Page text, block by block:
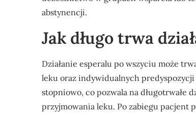
abstynencji.
Jak długo trwa
Działanie esperalu po wszyciu może
leku oraz indywidualnych
stopniowo, co pozwala na długotrwałe
przyjmowania leku. Po zabiegu pacjent